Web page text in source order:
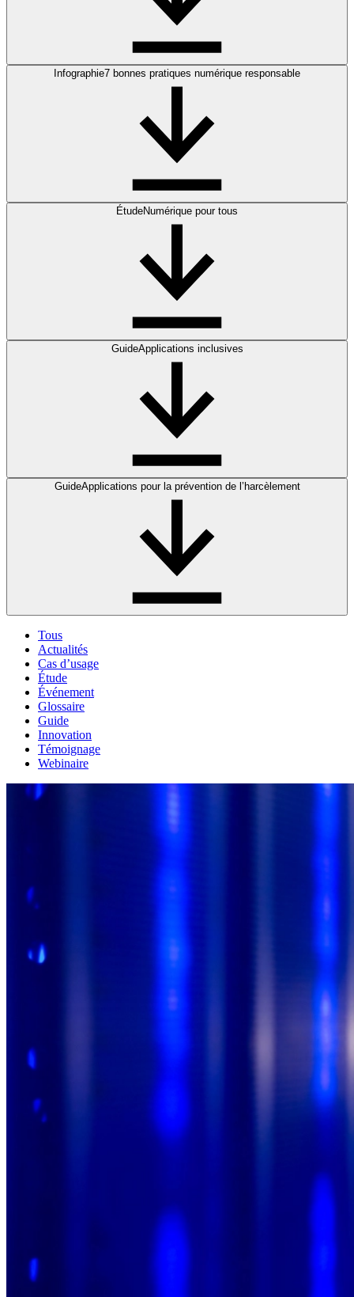
Infographie7 bonnes pratiques numérique responsable
ÉtudeNumérique pour tous
GuideApplications inclusives
GuideApplications pour la prévention de l’harcèlement
Tous
Actualités
Cas d’usage
Étude
Événement
Glossaire
Guide
Innovation
Témoignage
Webinaire